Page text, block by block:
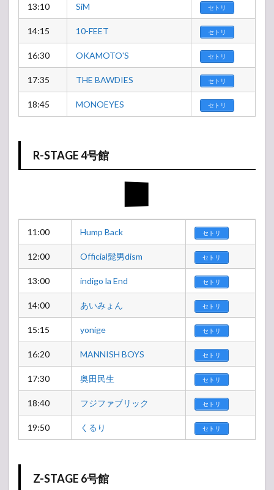
13:10 SiM セトリ
14:15 10-FEET セトリ
16:30 OKAMOTO'S セトリ
17:35 THE BAWDIES セトリ
18:45 MONOEYES セトリ
R-STAGE 4号館
11:00 Hump Back セトリ
12:00 Official髭男dism セトリ
13:00 indigo la End セトリ
14:00 あいみょん セトリ
15:15 yonige セトリ
16:20 MANNISH BOYS セトリ
17:30 奥田民生 セトリ
18:40 フジファブリック セトリ
19:50 くるり セトリ
Z-STAGE 6号館